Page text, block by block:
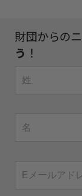
財団からの
う ！